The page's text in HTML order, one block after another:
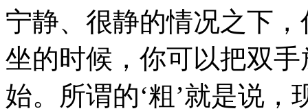
宁静、很静的情况之下
坐的时候，你可以把双
始。所谓的‘粗’就是说